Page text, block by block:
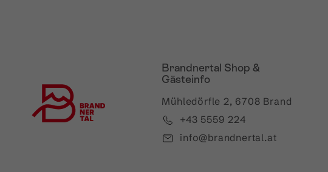
Brandnertal Shop &
Gästeinfo
Mühledörfle 2, 6708 Brand
+43 5559 224
info@brandnertal.at